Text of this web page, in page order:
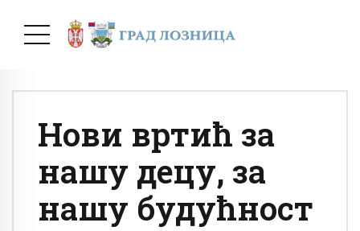
Нови вртић за
нашу децу, за
нашу будућност